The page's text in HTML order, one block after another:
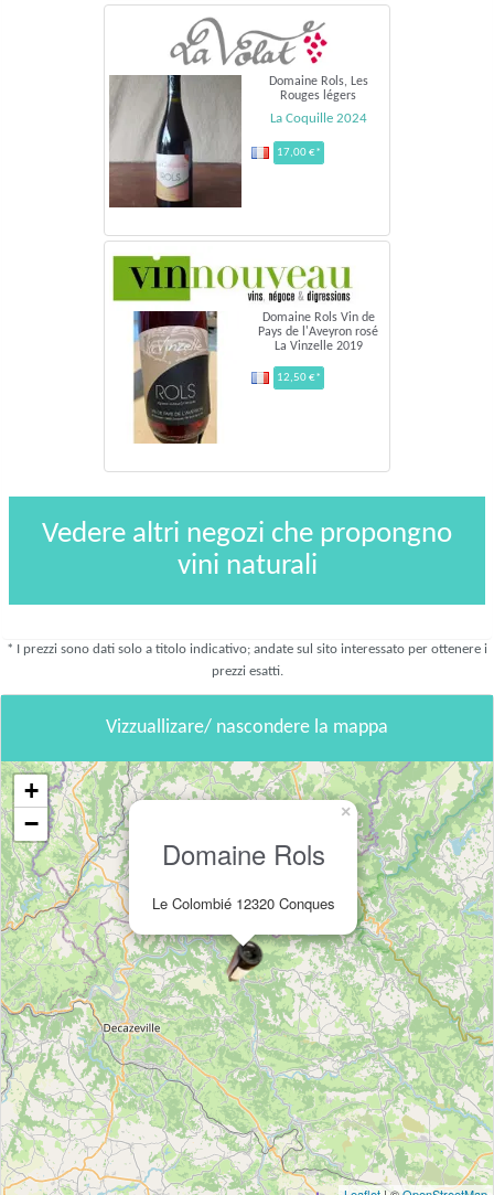
Domaine Rols, Les
Rouges légers
La Coquille 2024
17,00 €*
Domaine Rols Vin de
Pays de l'Aveyron rosé
La Vinzelle 2019
12,50 €*
Vedere altri negozi che propongno
vini naturali
* I prezzi sono dati solo a titolo indicativo; andate sul sito interessato per ottenere i
prezzi esatti.
Vizzuallizare/ nascondere la mappa
Domaine Rols
Le Colombié 12320 Conques
×
+
−